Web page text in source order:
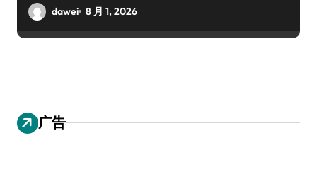
dawei 8 月 1, 2026
广告